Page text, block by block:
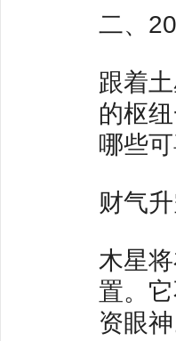
二、
跟着
的枢
哪些
财气
木星
置。
资眼神